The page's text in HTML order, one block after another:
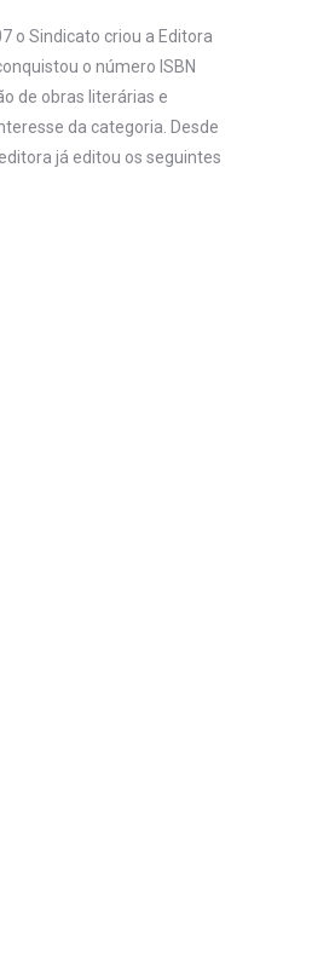
o Sindicato criou a Editora
o número ISBN
de obras literárias e
da categoria. Desde
já editou os seguintes